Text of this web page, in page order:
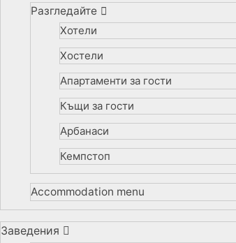
Разгледайте
Хотели
Хостели
Апартаменти за гости
Къщи за гости
Арбанаси
Кемпстоп
Accommodation menu
Заведения